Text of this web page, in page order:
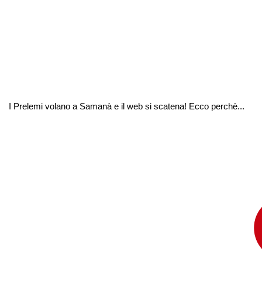
I Prelemi volano a Samanà e il web si scatena! Ecco perchè...